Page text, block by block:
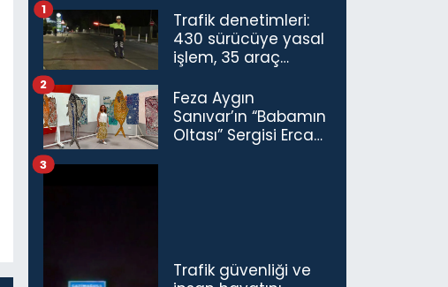
Trafik denetimleri:
430 sürücüye yasal
işlem, 35 araç
1
Feza Aygın
Sanıvar’ın “Babamın
Oltası” Sergisi Ercan
2
Trafik güvenliği ve
3